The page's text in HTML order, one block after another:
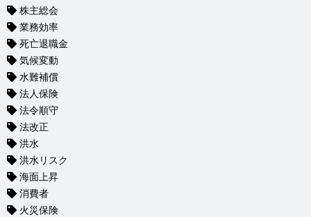
株主総会
業務効率
死亡退職金
気候変動
水難補償
法人保険
法令順守
法改正
洪水
洪水リスク
海面上昇
消費者
火災保険